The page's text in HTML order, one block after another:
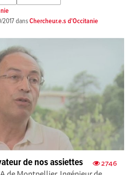
2017dansChercheur.e.s d'Occitanie
2746
de nos assiettes